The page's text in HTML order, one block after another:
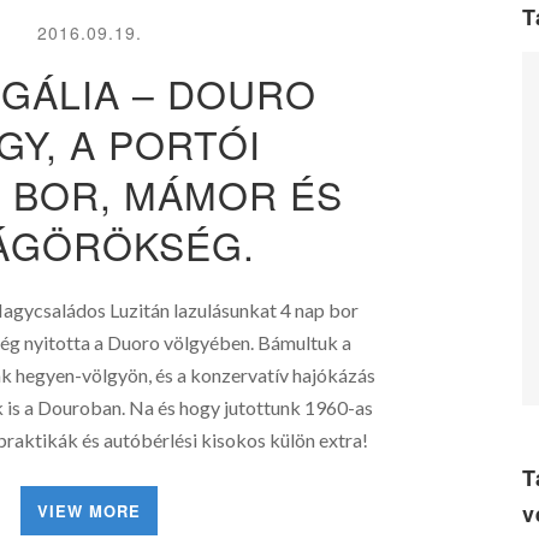
2016.09.19.
– DOURO
A PORTÓI
MÁMOR ÉS
Luzitán lazulásunkat 4 nap bor
nyitotta a Duoro völgyében. Bámultuk a
hegyen-völgyön, és a konzervatív hajókázás
a Douroban. Na és hogy jutottunk 1960-as
és autóbérlési kisokos külön extra!
VIEW MORE